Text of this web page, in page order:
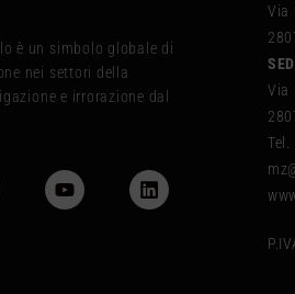
è un simbolo globale di
nei settori della
e irrorazione dal
Via
Via